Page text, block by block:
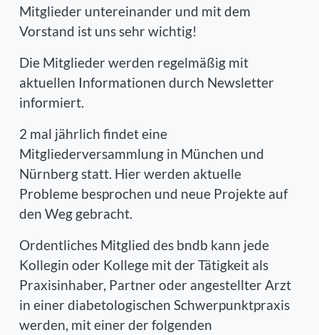
Mitglieder untereinander und mit dem
Vorstand ist uns sehr wichtig!
Die Mitglieder werden regelmäßig mit
aktuellen Informationen durch Newsletter
informiert.
2 mal jährlich findet eine
Mitgliederversammlung in München und
Nürnberg statt. Hier werden aktuelle
Probleme besprochen und neue Projekte auf
den Weg gebracht.
Ordentliches Mitglied des bndb kann jede
Kollegin oder Kollege mit der Tätigkeit als
Praxisinhaber, Partner oder angestellter Arzt
in einer diabetologischen Schwerpunktpraxis
werden, mit einer der folgenden